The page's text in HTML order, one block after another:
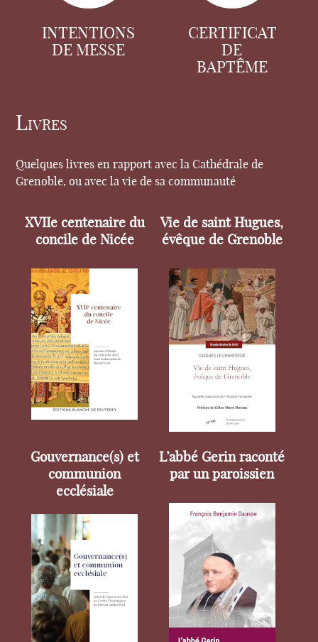
INTENTIONS
DE MESSE
CERTIFICAT
DE
BAPTÊME
Livres
Quelques livres en rapport avec la Cathédrale de
Grenoble, ou avec la vie de sa communauté
XVIIe centenaire du
concile de Nicée
Vie de saint Hugues,
évêque de Grenoble
Gouvernance(s) et
communion
ecclésiale
L’abbé Gerin raconté
par un paroissien